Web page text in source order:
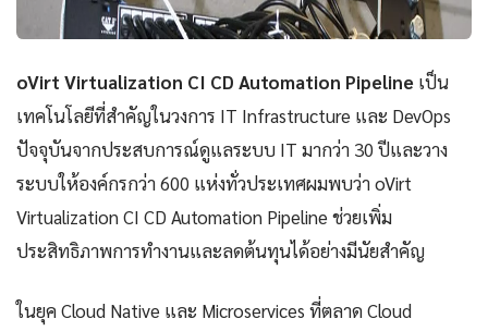
oVirt Virtualization CI CD Automation Pipeline เป็น
เทคโนโลยีที่สำคัญในวงการ IT Infrastructure และ DevOps
ปัจจุบันจากประสบการณ์ดูแลระบบ IT มากว่า 30 ปีและวาง
ระบบให้องค์กรกว่า 600 แห่งทั่วประเทศผมพบว่า oVirt
Virtualization CI CD Automation Pipeline ช่วยเพิ่ม
ประสิทธิภาพการทำงานและลดต้นทุนได้อย่างมีนัยสำคัญ
ในยุค Cloud Native และ Microservices ที่ตลาด Cloud